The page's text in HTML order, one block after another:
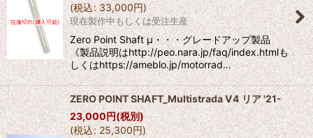
(税込: 33,000円)
現在製作中もしくは受注生産
Zero Point Shaft μ・・・グレードアップ製品
《製品説明はhttp://peo.nara.jp/faq/index.htmlも
しくはhttps://ameblo.jp/motorrad…
ZERO POINT SHAFT_Multistrada V4 リア '21-
23,000円(税別)
(税込: 25,300円)